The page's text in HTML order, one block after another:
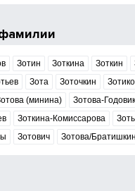
Зотин Зоткина Зоткин
Зота Зоточкин
(минина) Зотова-
Зоткина-Комиссарова
Зотович Зотова/